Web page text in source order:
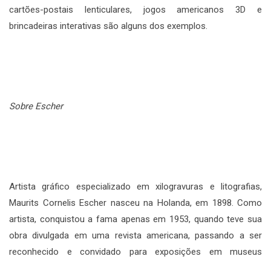
cartões-postais lenticulares, jogos americanos 3D e
brincadeiras interativas são alguns dos exemplos.
Sobre Escher
Artista gráfico especializado em xilogravuras e litografias,
Maurits Cornelis Escher nasceu na Holanda, em 1898. Como
artista, conquistou a fama apenas em 1953, quando teve sua
obra divulgada em uma revista americana, passando a ser
reconhecido e convidado para exposições em museus